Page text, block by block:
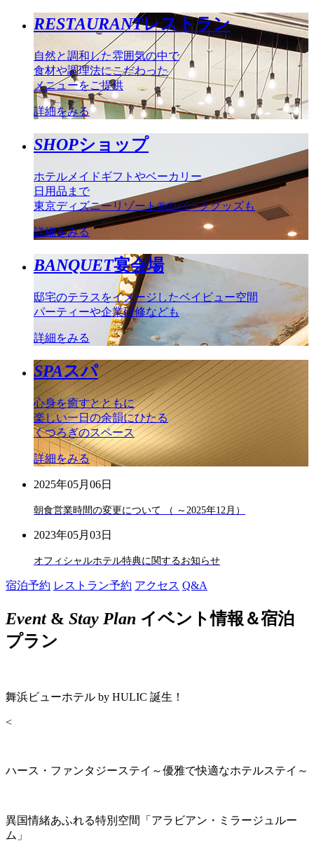
RESTAURANTレストラン
自然と調和した雰囲気の中で
食材や調理法にこだわった
メニューをご提供
詳細をみる
SHOPショップ
ホテルメイドギフトやベーカリー
日用品まで
東京ディズニーリゾート®のパークグッズも
詳細をみる
BANQUET宴会場
邸宅のテラスをイメージしたベイビュー空間
パーティーや企業研修なども
詳細をみる
SPAスパ
心身を癒すとともに
楽しい一日の余韻にひたる
くつろぎのスペース
詳細をみる
2025年05月06日
朝食営業時間の変更について （ ～2025年12月）
2023年05月03日
オフィシャルホテル特典に関するお知らせ
宿泊予約 レストラン予約 アクセス Q&A
Event& Stay Plan イベント情報＆宿泊
プラン
舞浜ビューホテル by HULIC 誕生！
<
ハース・ファンタジーステイ～優雅で快適なホテルステイ～
異国情緒あふれる特別空間「アラビアン・ミラージュルー
ム」